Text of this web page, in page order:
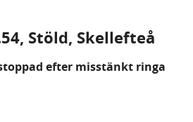
Stöld, Skellefteå
efter misstänkt ringa